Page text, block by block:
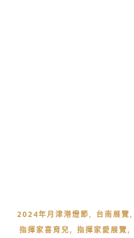
2024年月津港燈節, 台南展覽,
指揮家喜育兒, 指揮家愛展覽,